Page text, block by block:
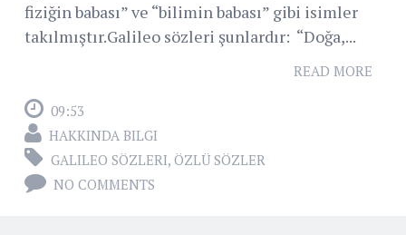
fiziğin babası” ve “bilimin babası” gibi isimler
takılmıştır.Galileo sözleri şunlardır: “Doğa,...
READ MORE
09:53
HAKKINDA BILGI
GALILEO SÖZLERI, ÖZLÜ SÖZLER
NO COMMENTS